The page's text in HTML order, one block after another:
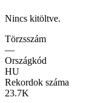
Nincs kitöltve.
Törzsszám
—
Országkód
HU
Rekordok száma
23.7K